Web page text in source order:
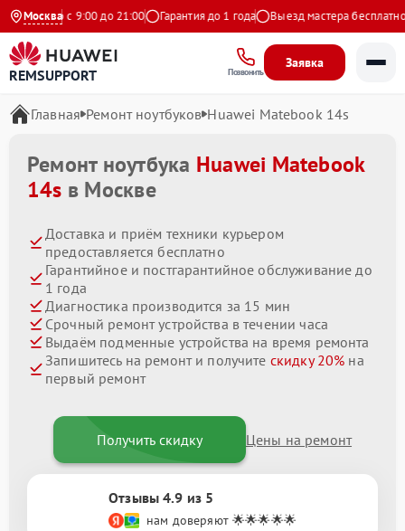
Москвас 9:00 до 21:00 Гарантия до 1 года Выезд мастера бесплатно
REMSUPPORT Позвонить
Заявка
Главная Ремонт ноутбуков Huawei Matebook 14s
Ремонт ноутбука Huawei Matebook
14s в Москве
Доставка и приём техники курьером
предоставляется бесплатно
Гарантийное и постгарантийное обслуживание до
1 года
Диагностика производится за 15 мин
Срочный ремонт устройства в течении часа
Выдаём подменные устройства на время ремонта
Запишитесь на ремонт и получите скидку 20% на
первый ремонт
Получить скидку Цены на ремонт
Отзывы 4.9 из 5
нам доверяют 🌟🌟🌟🌟🌟